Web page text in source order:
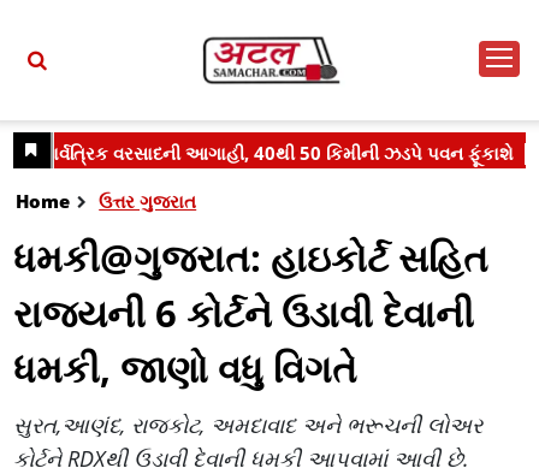
Home ઉત્તર ગુજરાત
ધમકી@ગુજરાત: હાઇકોર્ટ સહિત
રાજ્યની 6 કોર્ટને ઉડાવી દેવાની
ધમકી, જાણો વધુ વિગતે
સુરત,આણંદ, રાજકોટ, અમદાવાદ અને ભરૂચની લોઅર
કોર્ટને RDXથી ઉડાવી દેવાની ધમકી આપવામાં આવી છે.